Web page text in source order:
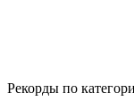
Рекорды по